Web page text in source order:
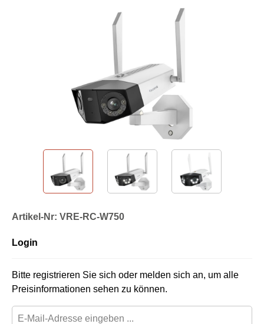
Artikel-Nr: VRE-RC-W750
Login
Bitte registrieren Sie sich oder melden sich an, um alle
Preisinformationen sehen zu können.